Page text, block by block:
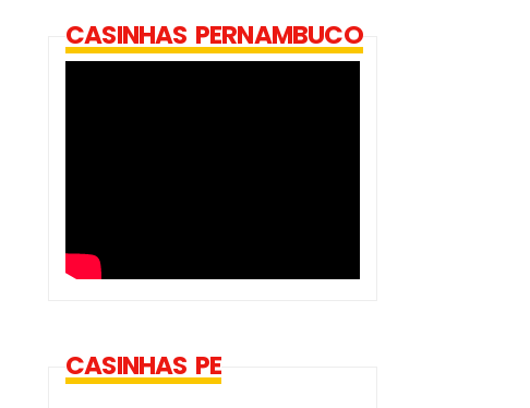
CASINHAS PERNAMBUCO
CASINHAS PE